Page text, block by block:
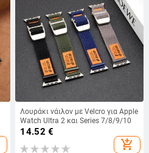
Λουράκι νάιλον με Velcro για Apple
Watch Ultra 2 και Series 7/8/9/10
14.52 €
add_shopping_cart